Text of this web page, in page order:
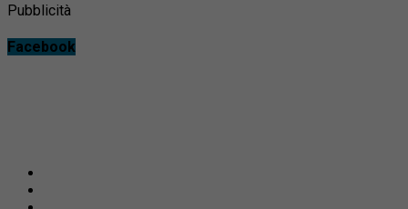
Pubblicità
Facebook